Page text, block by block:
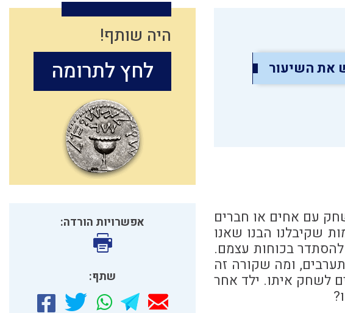
את השיעור
משחק עם אחים או חברים
שקיבלנו הבנו שאנו
להסתדר בכוחות עצמם.
ומה שקורה זה
לשחק איתו. ילד אחר
היה שותף!
לחץ לתרומה
אפשרויות הורדה:
שתף: